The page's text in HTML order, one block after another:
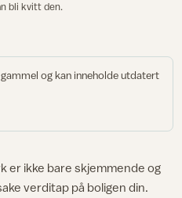
bli kvitt den.
og kan inneholde utdatert
er ikke bare skjemmende og
verditap på boligen din.